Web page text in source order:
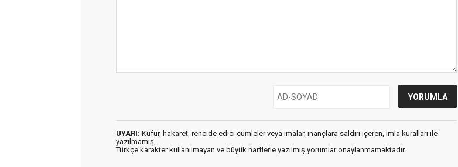
UYARI: Küfür, hakaret, rencide edici cümleler veya imalar, inançlara saldırı içeren, imla kuralları ile
yazılmamış,
Türkçe karakter kullanılmayan ve büyük harflerle yazılmış yorumlar onaylanmamaktadır.